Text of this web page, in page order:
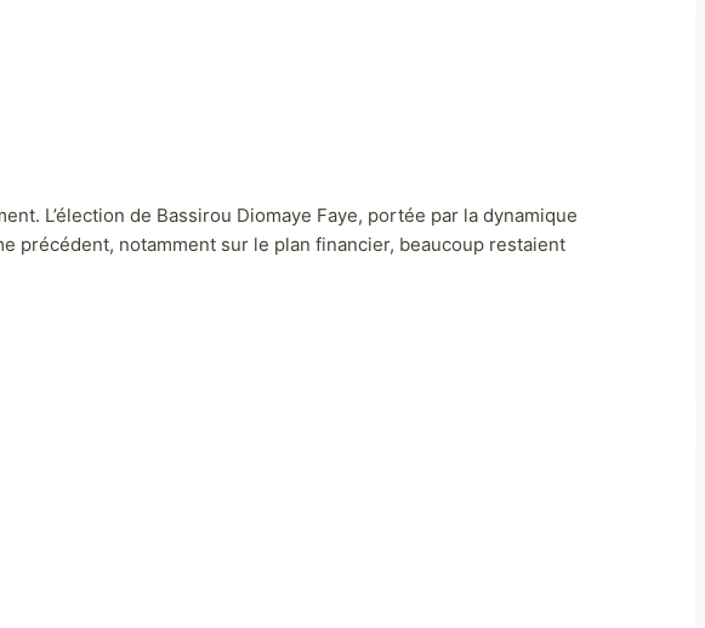
L’élection de Bassirou Diomaye Faye, portée par la dynamique
précédent, notamment sur le plan financier, beaucoup restaient